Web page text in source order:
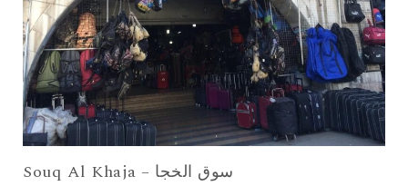
Souq Al Khaja – سوق الخجا